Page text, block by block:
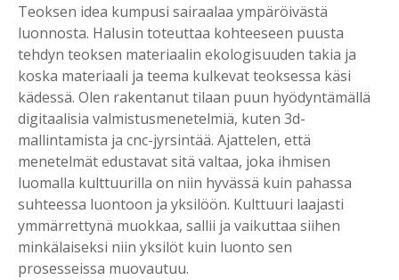
Teoksen idea kumpusi sairaalaa ympäröivästä
luonnosta. Halusin toteuttaa kohteeseen puusta
tehdyn teoksen materiaalin ekologisuuden takia ja
koska materiaali ja teema kulkevat teoksessa käsi
kädessä. Olen rakentanut tilaan puun hyödyntämällä
digitaalisia valmistusmenetelmiä, kuten 3d-
mallintamista ja cnc-jyrsintää. Ajattelen, että
menetelmät edustavat sitä valtaa, joka ihmisen
luomalla kulttuurilla on niin hyvässä kuin pahassa
suhteessa luontoon ja yksilöön. Kulttuuri laajasti
ymmärrettynä muokkaa, sallii ja vaikuttaa siihen
minkälaiseksi niin yksilöt kuin luonto sen
prosesseissa muovautuu.